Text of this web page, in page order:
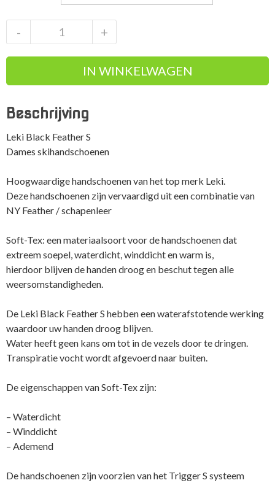
Black
Feather
zeer
dames
aantal
+
-
IN WINKELWAGEN
Beschrijving
Leki Black Feather S
Dames skihandschoenen
Hoogwaardige handschoenen van het top merk Leki.
Deze handschoenen zijn vervaardigd uit een combinatie van
NY Feather / schapenleer
Soft-Tex: een materiaalsoort voor de handschoenen dat
extreem soepel, waterdicht, winddicht en warm is,
hierdoor blijven de handen droog en beschut tegen alle
weersomstandigheden.
De Leki Black Feather S hebben een waterafstotende werking
waardoor uw handen droog blijven.
Water heeft geen kans om tot in de vezels door te dringen.
Transpiratie vocht wordt afgevoerd naar buiten.
De eigenschappen van Soft-Tex zijn:
– Waterdicht
– Winddicht
– Ademend
De handschoenen zijn voorzien van het Trigger S systeem